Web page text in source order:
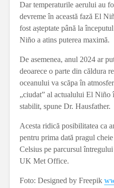
Dar temperaturile aerului au
devreme în această fază El
fost așteptate până la
Niño a atins puterea maximă.
De asemenea, anul 2024 ar
deoarece o parte din căldura
oceanului va scăpa în
„ciudat” al actualului El Niño
stabilit, spune Dr. Hausfather.
Acesta ridică posibilitatea ca
pentru prima dată pragul
Celsius pe parcursul
UK Met Office.
Foto: Designed by Freepik